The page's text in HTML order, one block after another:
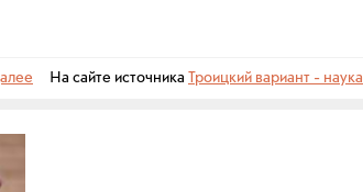
На сайте источника Троицкий вариант - наука